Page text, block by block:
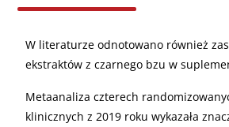
W literaturze odnotowano również
ekstraktów z czarnego bzu w
Metaanaliza czterech
klinicznych z 2019 roku wykazała